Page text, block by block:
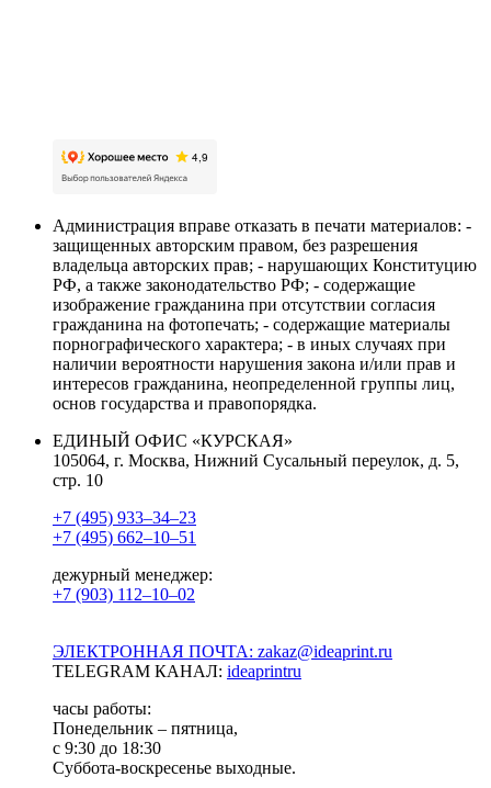
Администрация вправе отказать в печати материалов: -
защищенных авторским правом, без разрешения
владельца авторских прав; - нарушающих Конституцию
РФ, а также законодательство РФ; - содержащие
изображение гражданина при отсутствии согласия
гражданина на фотопечать; - содержащие материалы
порнографического характера; - в иных случаях при
наличии вероятности нарушения закона и/или прав и
интересов гражданина, неопределенной группы лиц,
основ государства и правопорядка.
ЕДИНЫЙ ОФИС «КУРСКАЯ»
105064, г. Москва, Нижний Сусальный переулок, д. 5,
стр. 10
+7 (495) 933–34–23
+7 (495) 662–10–51
дежурный менеджер:
+7 (903) 112–10–02
ЭЛЕКТРОННАЯ ПОЧТА: zakaz@ideaprint.ru
TELEGRAM КАНАЛ: ideaprintru
часы работы:
Понедельник – пятница,
с 9:30 до 18:30
Суббота-воскресенье выходные.